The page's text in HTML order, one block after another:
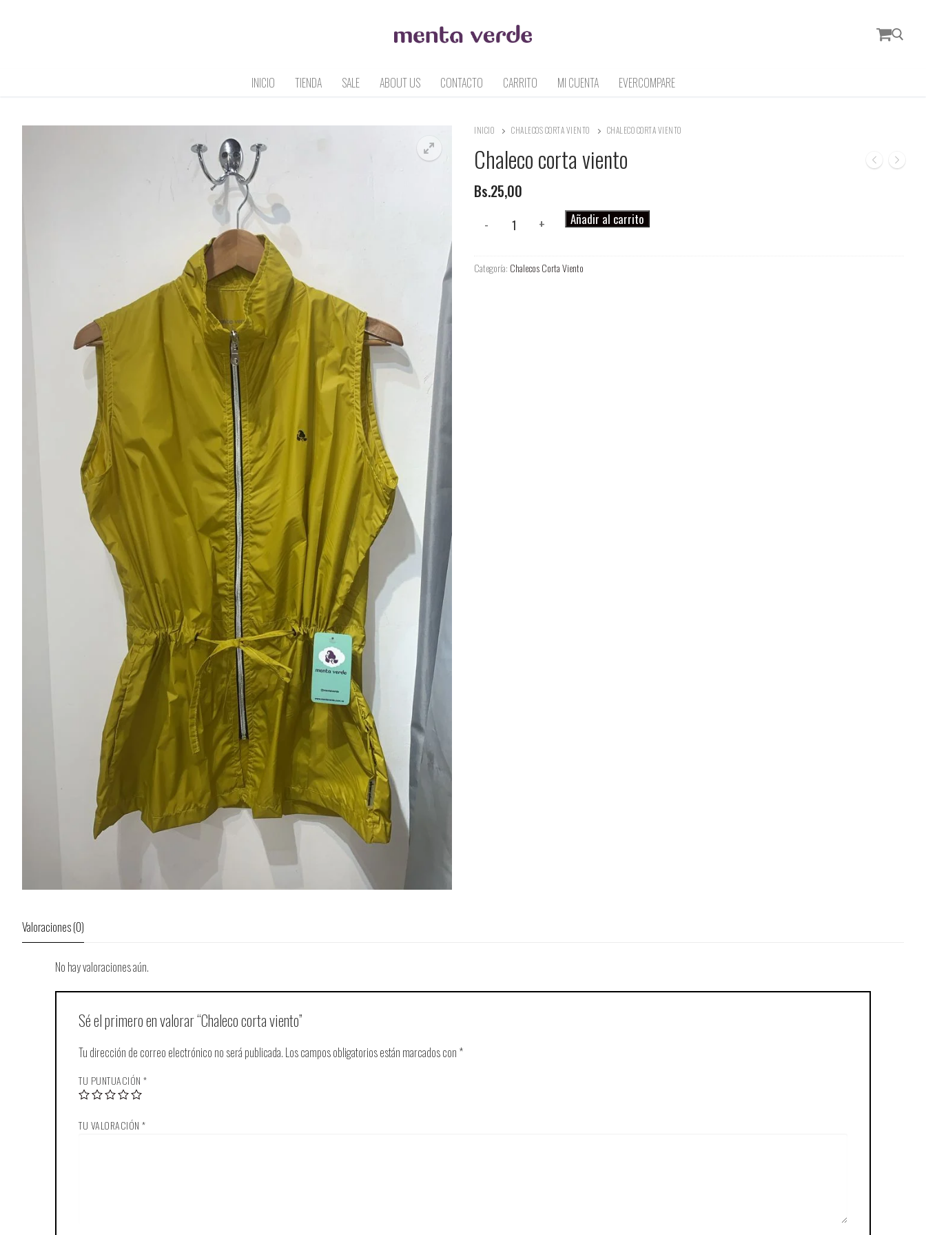
INICIO TIENDA SALE ABOUT US CONTACTO CARRITO MI CUENTA EVERCOMPARE
INICIO CHALECOS CORTA VIENTO CHALECO CORTA VIENTO
Chaleco corta viento
Bs.25,00
cantidad
- + Añadir al carrito
Categoría: Chalecos Corta Viento
Valoraciones (0)
No hay valoraciones aún.
Sé el primero en valorar “Chaleco corta viento”
Tu dirección de correo electrónico no será publicada. Los campos obligatorios están marcados con *
TU PUNTUACIÓN *
TU VALORACIÓN *